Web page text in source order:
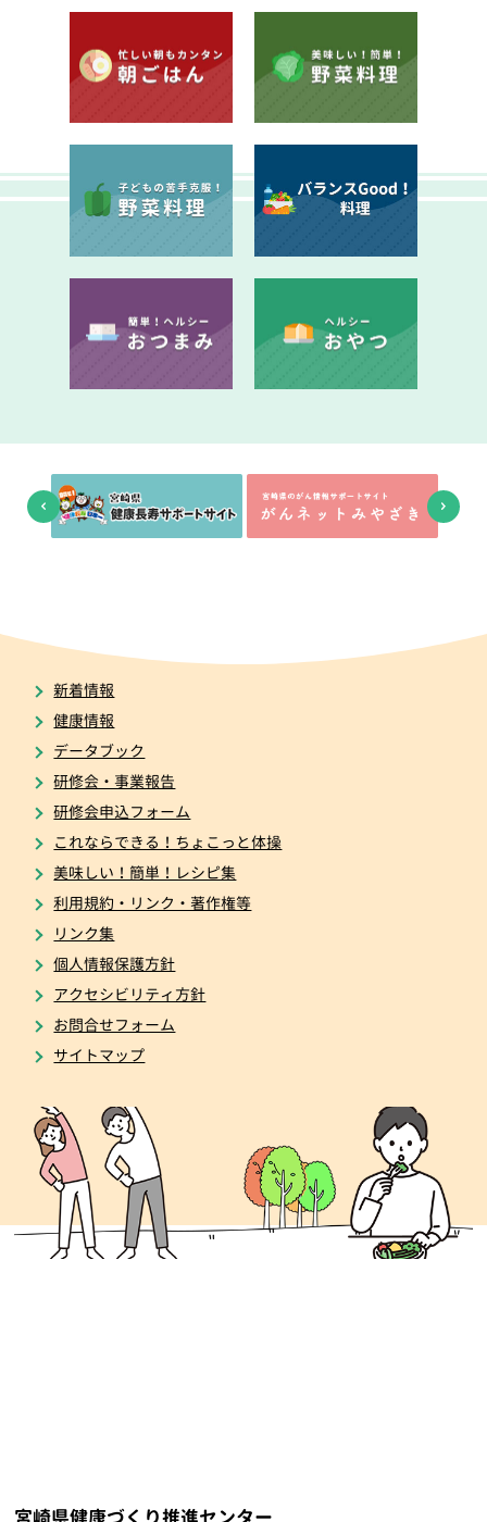
新着情報
健康情報
データブック
研修会・事業報告
研修会申込フォーム
これならできる！ちょこっと体操
美味しい！簡単！レシピ集
利用規約・リンク・著作権等
リンク集
個人情報保護方針
アクセシビリティ方針
お問合せフォーム
サイトマップ
宮崎県健康づくり推進センター